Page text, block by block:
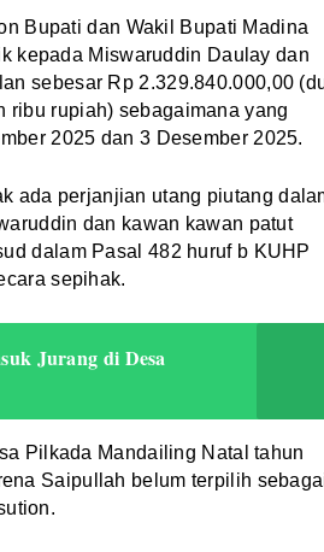
Bupati dan Wakil Bupati Madina
kepada Miswaruddin Daulay dan
sebesar Rp 2.329.840.000,00
ribu rupiah) sebagaimana yang
2025 dan 3 Desember 2025.
ada perjanjian utang piutang
dan kawan kawan patut
dalam Pasal 482 huruf b KUHP
sepihak.
Jurang di Desa
Pilkada Mandailing Natal tahun
Saipullah belum terpilih